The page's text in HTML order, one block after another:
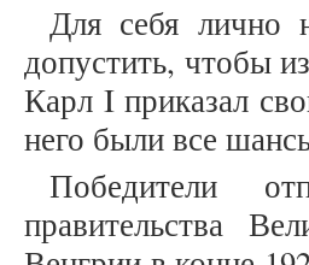
Для себя лично
допустить, чтобы
Карл I приказал
него были все
Победители
правительства